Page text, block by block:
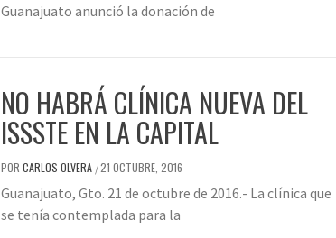
Guanajuato anunció la donación de
NO HABRÁ CLÍNICA NUEVA DEL
ISSSTE EN LA CAPITAL
POR CARLOS OLVERA /21 OCTUBRE, 2016
Guanajuato, Gto. 21 de octubre de 2016.- La clínica que
se tenía contemplada para la